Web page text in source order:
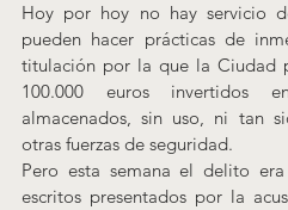
Hoy por hoy no hay servicio
pueden hacer prácticas de
titulación por la que la Ciudad
100.000 euros invertidos
almacenados, sin uso, ni tan
otras fuerzas de seguridad.
Pero esta semana el delito
escritos presentados por la